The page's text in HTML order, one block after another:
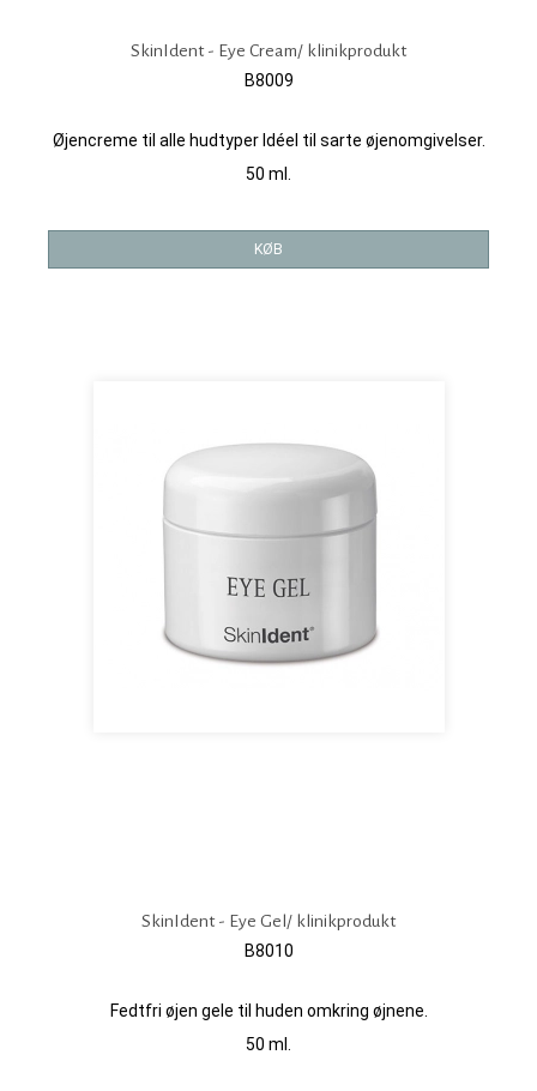
SkinIdent - Eye Cream/ klinikprodukt
B8009
Øjencreme til alle hudtyper Idéel til sarte øjenomgivelser.
50 ml.
KØB
SkinIdent - Eye Gel/ klinikprodukt
B8010
Fedtfri øjen gele til huden omkring øjnene.
50 ml.